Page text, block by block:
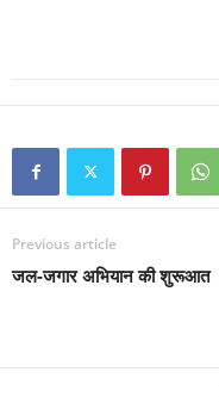
Previous article
जल-जगार अभियान की शुरूआत